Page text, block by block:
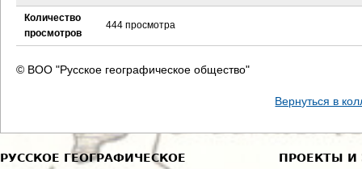
Количество
просмотров
444 просмотра
© ВОО "Русское географическое общество"
Вернуться в
РУССКОЕ ГЕОГРАФИЧЕСКОЕ
ПРОЕКТЫ И